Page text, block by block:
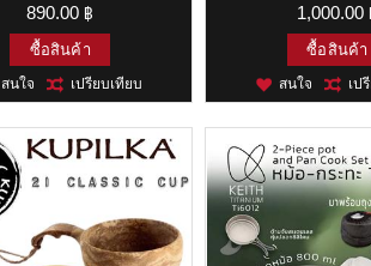
890.00 ฿
ซื้อสินค้า
สนใจ เปรียบเทียบ
1,000.00
ซื้อสินค้า
สนใจ เป